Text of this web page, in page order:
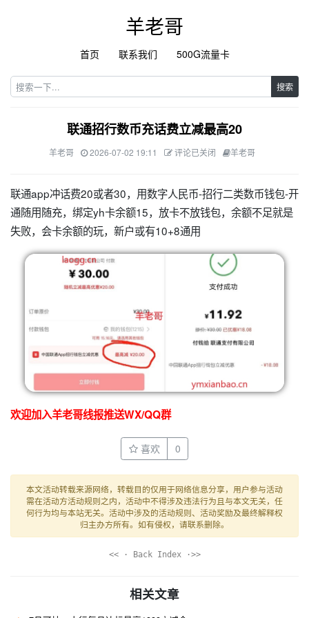
羊老哥
首页 联系我们 500G流量卡
搜索
联通招行数币充话费立减最高20
羊老哥 2026-07-02 19:11 评论已关闭 羊老哥
联通app冲话费20或者30，用数字人民币-招行二类数币钱包-开
通随用随充，绑定yh卡余额15，放卡不放钱包，余额不足就是
失败，会卡余额的玩，新户或有10+8通用
欢迎加入羊老哥线报推送WX/QQ群
喜欢 0
本文活动转载来源网络，转载目的仅用于网络信息分享，用户参与活动
需在活动方活动规则之内，活动中不得涉及违法行为且与本文无关，任
何行为均与本站无关。活动中涉及的活动规则、活动奖励及最终解释权
归主办方所有。如有侵权，请联系删除。
<< · Back Index ·>>
相关文章